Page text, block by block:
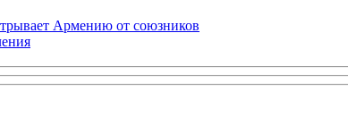
Армению от союзников